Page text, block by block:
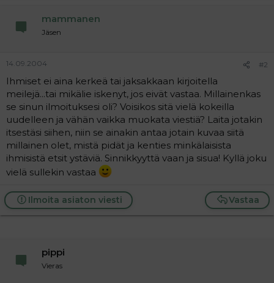
mammanen
Jäsen
14.09.2004 #2
Ihmiset ei aina kerkeä tai jaksakkaan kirjoitella
meilejä...tai mikälie iskenyt, jos eivät vastaa. Millainenkas
se sinun ilmoituksesi oli? Voisikos sitä vielä kokeilla
uudelleen ja vähän vaikka muokata viestiä? Laita jotakin
itsestäsi siihen, niin se ainakin antaa jotain kuvaa siitä
millainen olet, mistä pidät ja kenties minkälaisista
ihmisistä etsit ystäviä. Sinnikkyyttä vaan ja sisua! Kyllä joku
vielä sullekin vastaa
Vastaa
Ilmoita asiaton viesti
pippi
Vieras